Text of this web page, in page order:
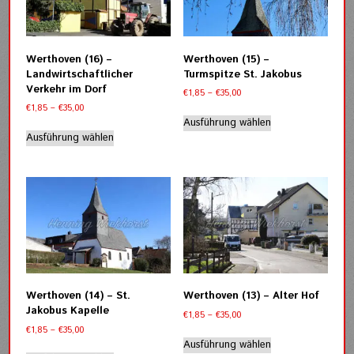
können
auf
gewählt
können
auf
gewählt
Werthoven (16) –
Landwirtschaftlicher
Verkehr im Dorf
€1,85 –€35,00Preisspanne:
bis
€35,00
Ausführung wählen
Dieses
Produkt
mehrere
Die
Optionen
können
auf
Produktseite
Werthoven (15) –
Turmspitze St. Jakobus
€1,85 – €35,00Preisspanne:
bis
€35,00
Ausführung wählen
Dieses
Produkt
auf.
Die
Optionen
können
auf
der
gewählt
Werthoven (14) – St.
Jakobus Kapelle
€1,85 –€35,00Preisspanne:
Werthoven (13) – Alter Hof
€1,85 – €35,00Preisspanne:
bis
Ausführung wählenProdukt